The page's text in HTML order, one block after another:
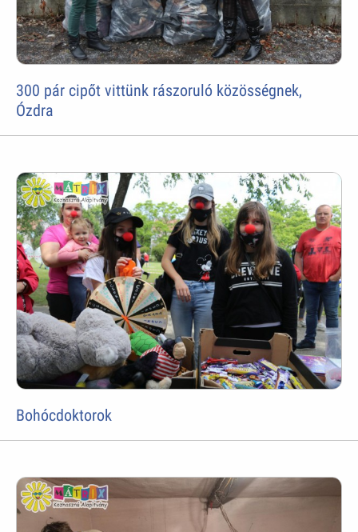
300 pár cipőt vittünk rászoruló közösségnek,
Ózdra
Bohócdoktorok